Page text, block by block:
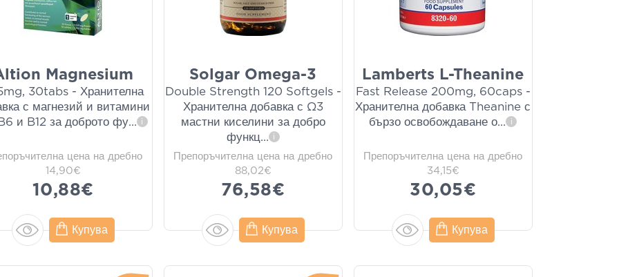
Magnesium
30tabs - Хранителна
с магнезий и витамини
и B12 за доброто фу... i
цена на дребно
14,90€
10,88€
Купува
Solgar Omega-3
Double Strength 120 Softgels -
Хранителна добавка с Ω3
мастни киселини за добро
функц... i
Препоръчителна цена на дребно
88,02€
76,58€
Купува
Lamberts L-Theanine
Fast Release 200mg, 60caps -
Хранителна добавка Theanine с
бързо освобождаване о... i
Препоръчителна цена на дребно
34,15€
30,05€
Купува